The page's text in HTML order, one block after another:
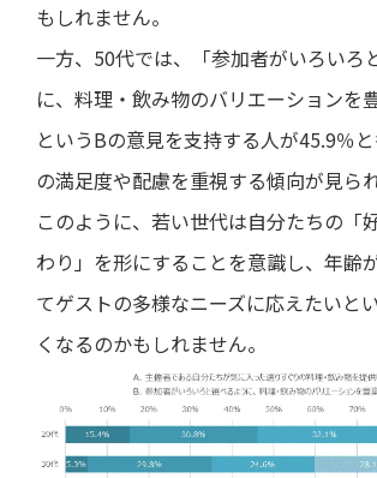
もしれません。
一方、50代では、「参加者がいろいろ
に、料理・飲み物のバリエーションを
というBの意見を支持する人が45.9％
の満足度や配慮を重視する傾向が見ら
このように、若い世代は自分たちの「
わり」を形にすることを意識し、年齢
てゲストの多様なニーズに応えたいと
くなるのかもしれません。